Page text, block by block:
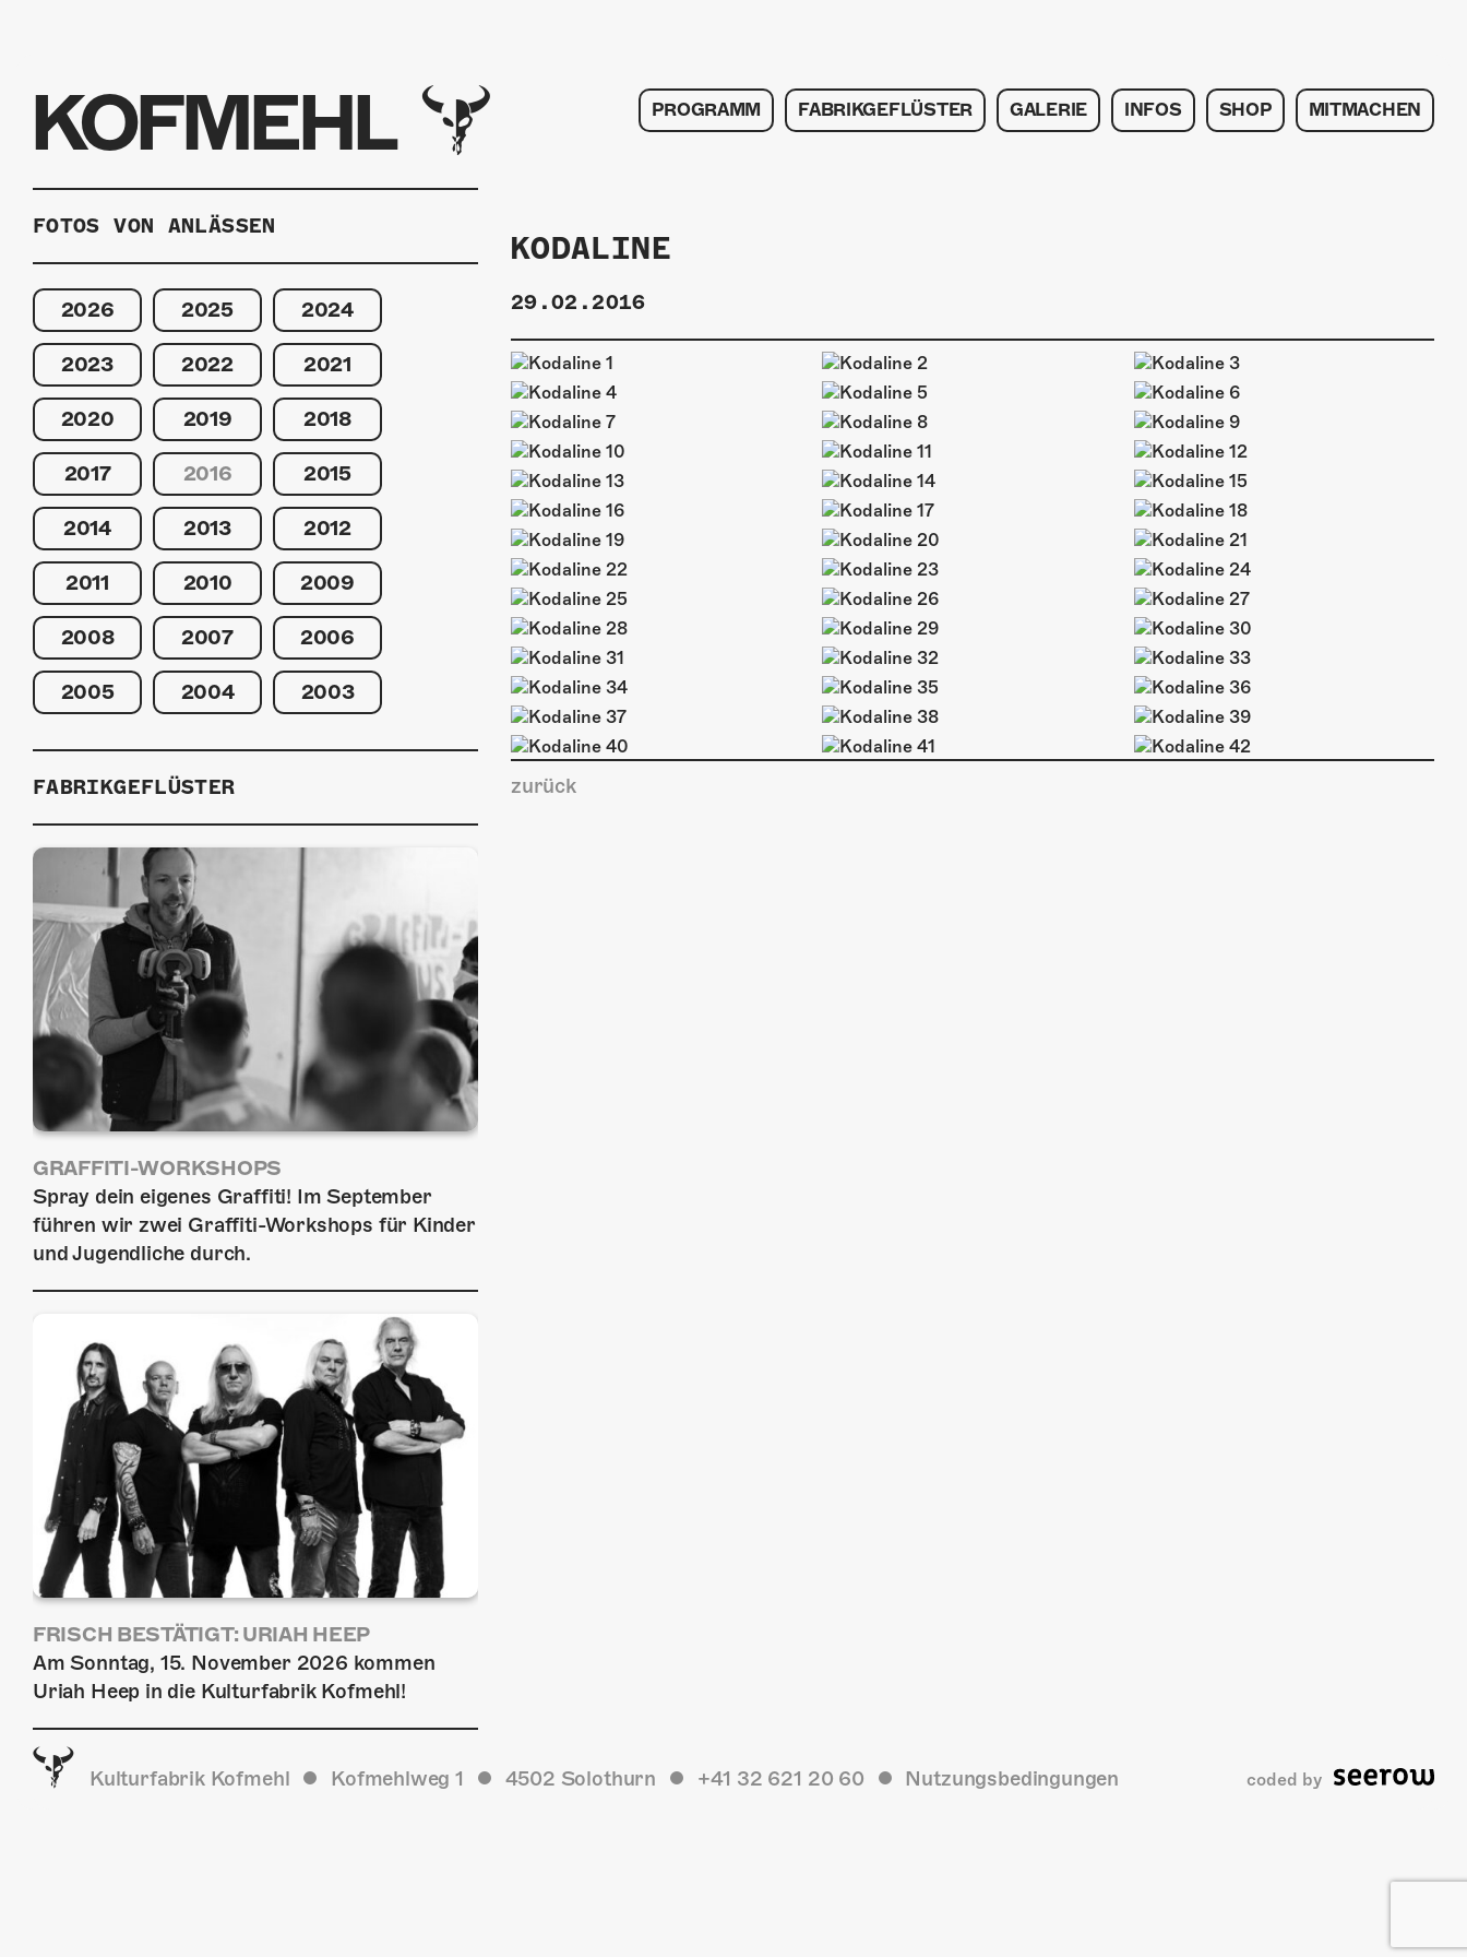
KOFMEHL PROGRAMM FABRIKGEFLÜSTER GALERIE INFOS SHOP MITMACHEN
KODALINE
29.02.2016
zurück
FOTOS VON ANLÄSSEN
2026 2025 2024
2023 2022 2021
2020 2019 2018
2017 2016 2015
2014 2013 2012
2011 2010 2009
2008 2007 2006
2005 2004 2003
FABRIKGEFLÜSTER
GRAFFITI-WORKSHOPS
Spray dein eigenes Graffiti! Im September
führen wir zwei Graffiti-Workshops für Kinder
und Jugendliche durch.
FRISCH BESTÄTIGT: URIAH HEEP
Am Sonntag, 15. November 2026 kommen
Uriah Heep in die Kulturfabrik Kofmehl!
Kulturfabrik Kofmehl Kofmehlweg 1 4502 Solothurn +41 32 621 20 60 Nutzungsbedingungen coded by